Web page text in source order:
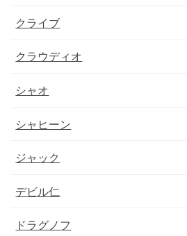
クライブ
クラウディオ
シャオ
シャヒーン
ジャック
デビル仁
ドラグノフ